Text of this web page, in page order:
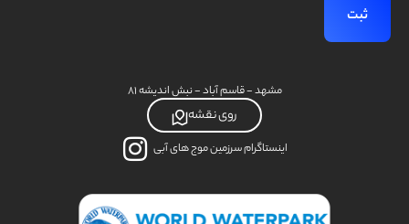
اینستاگرام سرزمین موج های آبی
روی نقشه
مشهد - قاسم آباد - نبش اندیشه ۸۱